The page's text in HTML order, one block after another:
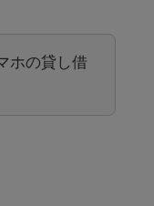
ホの貸し借